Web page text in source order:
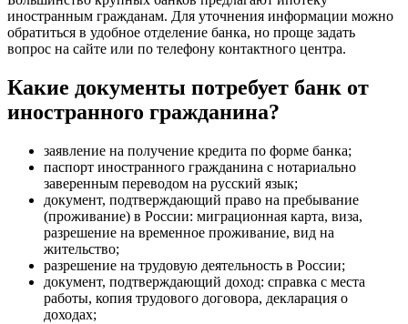
иностранным гражданам. Для уточнения информации можно
обратиться в удобное отделение банка, но проще задать
вопрос на сайте или по телефону контактного центра.
Какие документы потребует банк от
иностранного гражданина?
заявление на получение кредита по форме банка;
паспорт иностранного гражданина с нотариально
заверенным переводом на русский язык;
документ, подтверждающий право на пребывание
(проживание) в России: миграционная карта, виза,
разрешение на временное проживание, вид на
жительство;
разрешение на трудовую деятельность в России;
документ, подтверждающий доход: справка с места
работы, копия трудового договора, декларация о
доходах;